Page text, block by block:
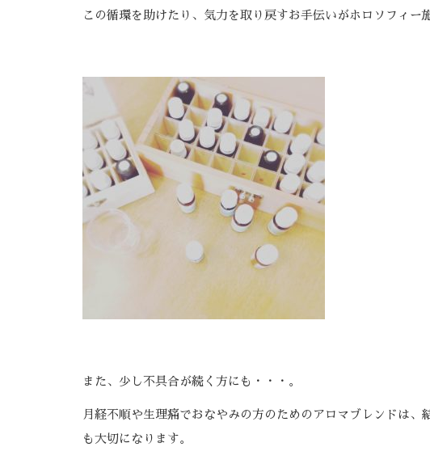
この循環を助けたり、気力を取り戻すお手伝いがホロソフィー
また、少し不具合が続く方にも・・・。
月経不順や生理痛でおなやみの方のためのアロマブレンドは
も大切になります。